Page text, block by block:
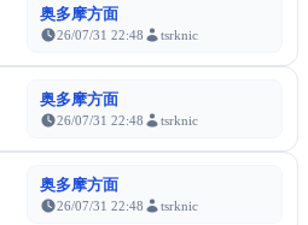
奥多摩方面
26/07/31 22:48 tsrknic
奥多摩方面
26/07/31 22:48 tsrknic
奥多摩方面
26/07/31 22:48 tsrknic